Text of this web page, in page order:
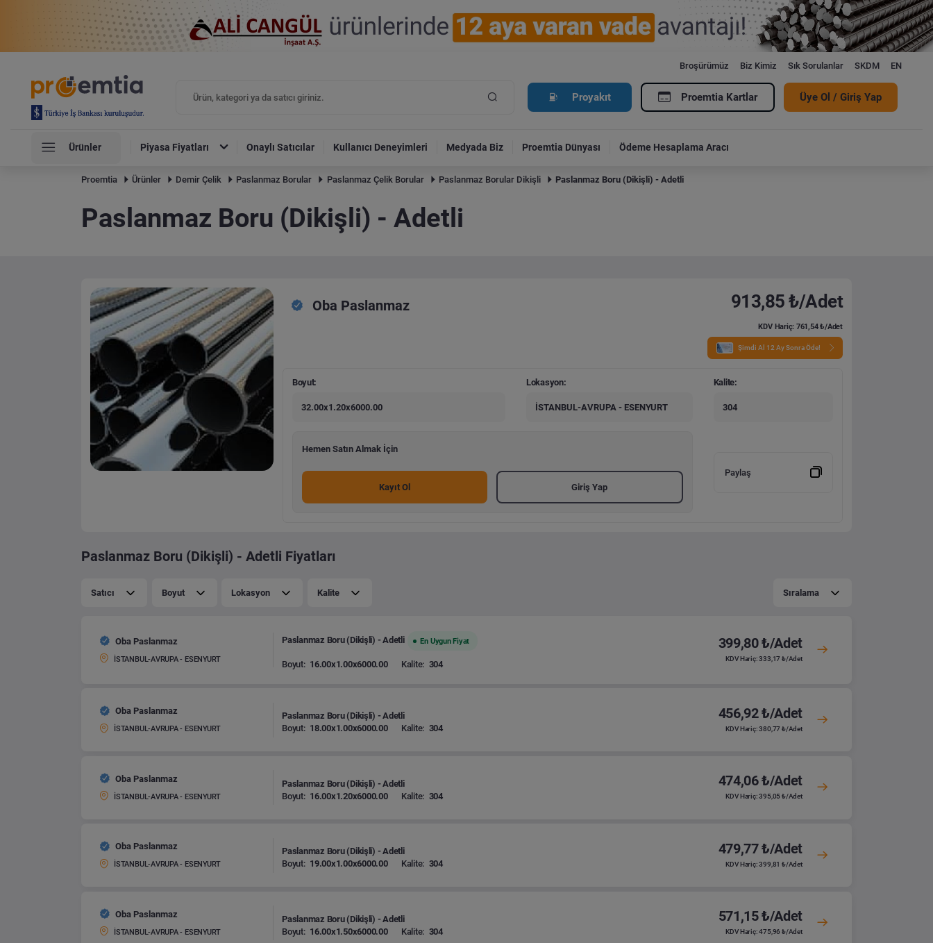
Broşürümüz Biz Kimiz Sık Sorulanlar SKDM EN
Proyakıt Proemtia Kartlar Üye Ol / Giriş Yap
Ürünler Piyasa Fiyatları Onaylı Satıcılar Kullanıcı Deneyimleri Medyada Biz Proemtia Dünyası Ödeme Hesaplama Aracı
Proemtia Ürünler Demir Çelik Paslanmaz Borular Paslanmaz Çelik Borular Paslanmaz Borular Dikişli Paslanmaz Boru (Dikişli) - Adetli
Paslanmaz Boru (Dikişli) - Adetli
Oba Paslanmaz 913,85 ₺/Adet
KDV Hariç: 761,54 ₺/Adet
Şimdi Al 12 Ay Sonra Öde!
Boyut:
32.00x1.20x6000.00
Lokasyon:
İSTANBUL-AVRUPA - ESENYURT
Kalite:
304
Hemen Satın Almak İçin
Kayıt Ol Giriş Yap
Paylaş
Paslanmaz Boru (Dikişli) - Adetli Fiyatları
Satıcı Boyut Lokasyon Kalite Sıralama
Oba Paslanmaz
İSTANBUL-AVRUPA - ESENYURT
Paslanmaz Boru (Dikişli) - Adetli En Uygun Fiyat
Boyut: 16.00x1.00x6000.00 Kalite: 304
399,80 ₺/Adet
KDV Hariç: 333,17 ₺/Adet
Oba Paslanmaz
İSTANBUL-AVRUPA - ESENYURT
Paslanmaz Boru (Dikişli) - Adetli
Boyut: 18.00x1.00x6000.00 Kalite: 304
456,92 ₺/Adet
KDV Hariç: 380,77 ₺/Adet
Oba Paslanmaz
İSTANBUL-AVRUPA - ESENYURT
Paslanmaz Boru (Dikişli) - Adetli
Boyut: 16.00x1.20x6000.00 Kalite: 304
474,06 ₺/Adet
KDV Hariç: 395,05 ₺/Adet
Oba Paslanmaz
İSTANBUL-AVRUPA - ESENYURT
Paslanmaz Boru (Dikişli) - Adetli
Boyut: 19.00x1.00x6000.00 Kalite: 304
479,77 ₺/Adet
KDV Hariç: 399,81 ₺/Adet
Oba Paslanmaz
İSTANBUL-AVRUPA - ESENYURT
Paslanmaz Boru (Dikişli) - Adetli
Boyut: 16.00x1.50x6000.00 Kalite: 304
571,15 ₺/Adet
KDV Hariç: 475,96 ₺/Adet